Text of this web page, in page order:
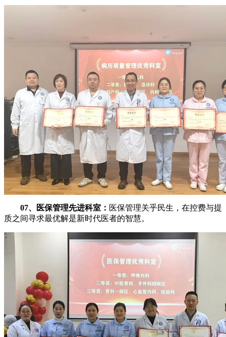
07、医保管理先进科室： 医保管理关乎民生，在控费与提
质之间寻求最优解是新时代医者的智慧。